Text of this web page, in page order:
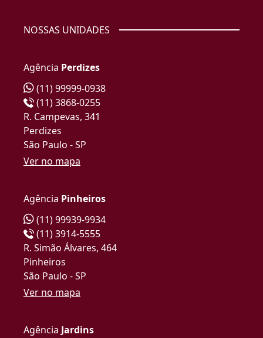
NOSSAS UNIDADES
Agência Perdizes
(11) 99999-0938
(11) 3868-0255
R. Campevas, 341
Perdizes
São Paulo - SP
Ver no mapa
Agência Pinheiros
(11) 99939-9934
(11) 3914-5555
R. Simão Álvares, 464
Pinheiros
São Paulo - SP
Ver no mapa
Agência Jardins